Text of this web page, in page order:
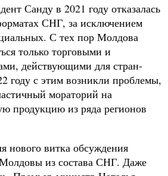
Санду в 2021 году отказалась
СНГ, за исключением
С тех пор Молдова
только торговыми и
действующими для стран-
году с этим возникли проблемы,
мораторий на
продукцию из ряда регионов
нового витка обсуждения
из состава СНГ. Даже